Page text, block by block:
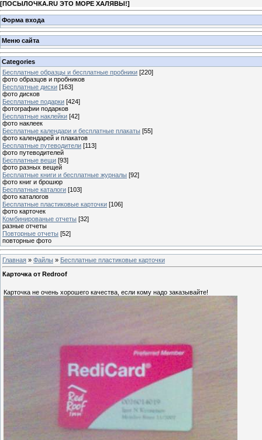
[ПОСЫЛОЧКА.RU ЭТО МОРЕ ХАЛЯВЫ!]
Форма входа
Меню сайта
Categories
Бесплатные образцы и бесплатные пробники [220]
фото образцов и пробников
Бесплатные диски [163]
фото дисков
Бесплатные подарки [424]
фотографии подарков
Бесплатные наклейки [42]
фото наклеек
Бесплатные календари и бесплатные плакаты [55]
фото календарей и плакатов
Бесплатные путеводители [113]
фото путеводителей
Бесплатные вещи [93]
фото разных вещей
Бесплатные книги и бесплатные журналы [92]
фото книг и брошюр
Бесплатные каталоги [103]
фото каталогов
Бесплатные пластиковые карточки [106]
фото карточек
Комбинированые отчеты [32]
разные отчеты
Повторные отчеты [52]
повторные фото
Главная » Файлы » Бесплатные пластиковые карточки
Карточка от Redroof
Карточка не очень хорошего качества, если кому надо заказывайте!